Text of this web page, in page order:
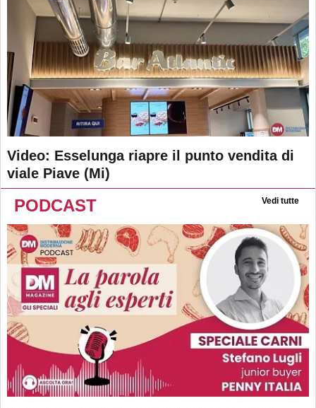
Video: Esselunga riapre il punto vendita di
viale Piave (Mi)
PODCAST Vedi tutte